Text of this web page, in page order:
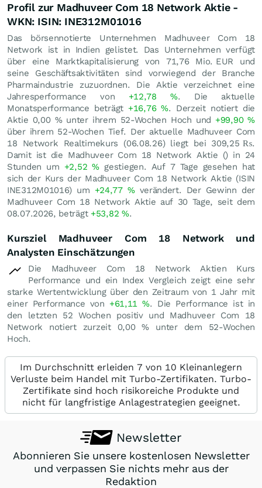
Profil zur Madhuveer Com 18 Network Aktie -
WKN: ISIN: INE312M01016
Das börsennotierte Unternehmen Madhuveer Com 18
Network ist in Indien gelistet. Das Unternehmen verfügt
über eine Marktkapitalisierung von 71,76 Mio. EUR und
seine Geschäftsaktivitäten sind vorwiegend der Branche
Pharmaindustrie zuzuordnen. Die Aktie verzeichnet eine
Jahresperformance von +12,78%. Die aktuelle
Monatsperformance beträgt +16,76%. Derzeit notiert die
Aktie 0,00 %unter ihrem 52-Wochen Hoch und +99,90%
über ihrem 52-Wochen Tief. Der aktuelle Madhuveer Com
18 Network Realtimekurs (06.08.26) liegt bei 309,25 ₨.
Damit ist die Madhuveer Com 18 Network Aktie () in 24
Stunden um +2,52% gestiegen. Auf 7 Tage gesehen hat
sich der Kurs der Madhuveer Com 18 Network Aktie (ISIN
INE312M01016) um +24,77 %verändert. Der Gewinn der
Madhuveer Com 18 Network Aktie auf 30 Tage, seit dem
08.07.2026, beträgt +53,82 %.
Kursziel Madhuveer Com 18 Network und
Analysten Einschätzungen
Die Madhuveer Com 18 Network Aktien Kurs
Performance und ein Index Vergleich zeigt eine sehr
starke Wertentwicklung über den Zeitraum von 1 Jahr mit
einer Performance von +61,11%. Die Performance ist in
den letzten 52 Wochen positiv und Madhuveer Com 18
Network notiert zurzeit 0,00% unter dem 52-Wochen
Hoch.
Im Durchschnitt erleiden 7 von 10 Kleinanlegern
Verluste beim Handel mit Turbo-Zertifikaten. Turbo-
Zertifikate sind hoch risikoreiche Produkte und
nicht für langfristige Anlagestrategien geeignet.
Newsletter
Abonnieren Sie unsere kostenlosen Newsletter
und verpassen Sie nichts mehr aus der
Redaktion